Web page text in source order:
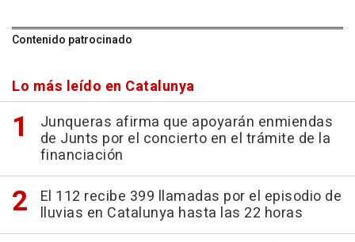
Contenido patrocinado
Lo más leído en Catalunya
Junqueras afirma que apoyarán enmiendas
de Junts por el concierto en el trámite de la
financiación
El 112 recibe 399 llamadas por el episodio de
lluvias en Catalunya hasta las 22 horas